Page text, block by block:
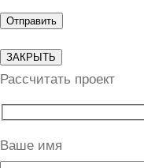
ЗАКРЫТЬ
Рассчитать проект
Ваше имя